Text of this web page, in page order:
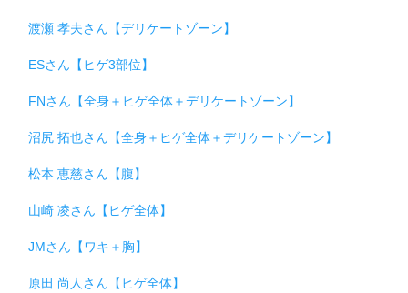
渡瀬 孝夫さん【デリケートゾーン】
ESさん【ヒゲ3部位】
FNさん【全身＋ヒゲ全体＋デリケートゾーン】
沼尻 拓也さん【全身＋ヒゲ全体＋デリケートゾーン】
松本 恵慈さん【腹】
山崎 凌さん【ヒゲ全体】
JMさん【ワキ＋胸】
原田 尚人さん【ヒゲ全体】